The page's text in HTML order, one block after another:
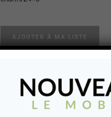
AJOUTER À MA LISTE